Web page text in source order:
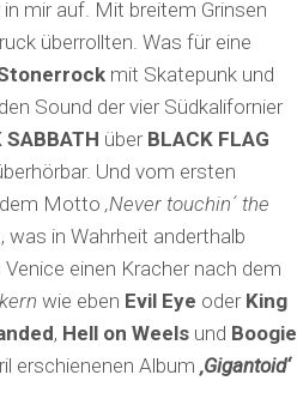
mir auf. Mit breitem Grinsen
überrollten. Was für eine
mit Skatepunk und
Sound der vier Südkalifornier
SABBATH über BLACK FLAG
Und vom ersten
Motto ‚Never touchin´ the
in Wahrheit anderthalb
einen Kracher nach dem
wie eben Evil Eye oder King
, Hell on Weels und Boogie
erschienenen Album ‚Gigantoid‘